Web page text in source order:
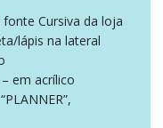
Cursiva da loja
lápis na lateral
em acrílico